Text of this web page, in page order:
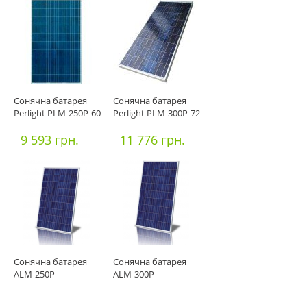
Сонячна батарея
Perlight PLM-250P-60
9 593 грн.
Сонячна батарея
Perlight PLM-300P-72
11 776 грн.
Сонячна батарея
ALM-250P
Сонячна батарея
ALM-300P